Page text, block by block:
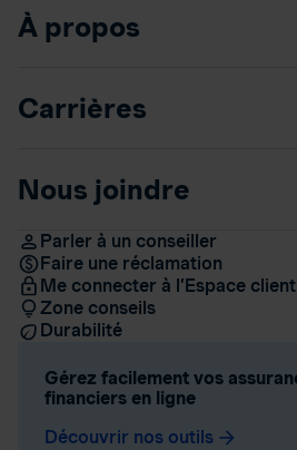
À propos
Carrières
Nous joindre
Parler à un conseiller
Faire une réclamation
Me connecter à l’Espace client
Zone conseils
Durabilité
Gérez facilement vos
financiers en ligne
Découvrir nos outils arrow_forward